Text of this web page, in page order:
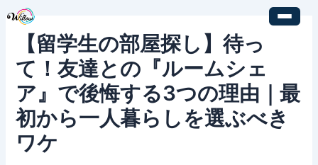
【留学生の部屋探し】待っ
て！友達との『ルームシェ
ア』で後悔する3つの理由｜最
初から一人暮らしを選ぶべき
ワケ
Post
navigation